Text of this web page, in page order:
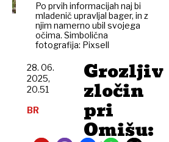
Po prvih informacijah naj bi
mladenič upravljal bager, in z
njim namerno ubil svojega
očima. Simbolična
fotografija: Pixsell
Grozljiv
zločin
pri
Omišu:
28. 06.
2025,
20.51
BR